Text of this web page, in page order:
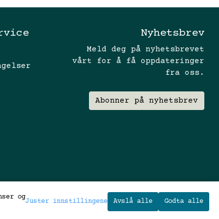
Nyhetsbrev
Meld deg på nyhetsbrevet
vårt for å få oppdateringer
fra oss.
Abonner på nyhetsbrev
og
Avslå alle Godta alle
Juster innstillingene